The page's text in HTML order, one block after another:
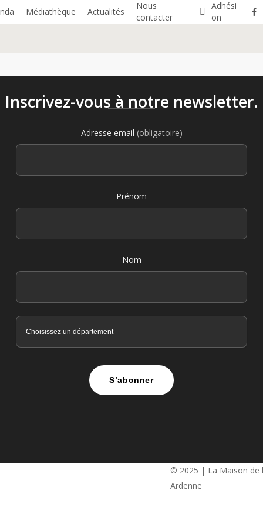
Médiathèque Actualités
Nous
contacter
Adhési
on
Inscrivez-vous à notre newsletter.
Adresse email (obligatoire)
Prénom
Nom
S’abonner
© 2025 | La Maison de
Ardenne